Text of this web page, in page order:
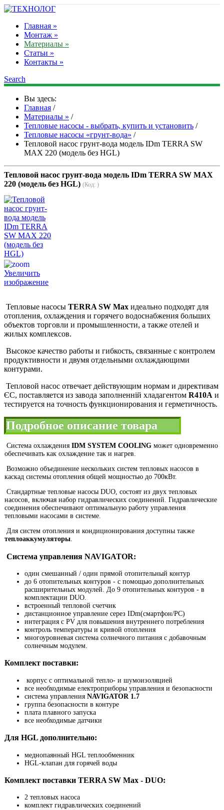
Главная »
Монтаж »
Материалы »
Статьи »
Контакты »
Search
Вы здесь:
Главная /
Материалы » /
Тепловые насосы - выбрать, купить и установить /
Тепловые насосы «грунт-вода» /
Тепловой насос грунт-вода модель IDm TERRA SW
MAX 220 (модель без HGL)
Тепловой насос грунт-вода модель IDm TERRA SW MAX
220 (модель без HGL) (Код: )
Увеличить
изображение
Тепловые насосы TERRA SW Max идеально подходят для
отопления, охлаждения и горячего водоснабжения больших
объектов торговли и промышленности, а также отелей и
жилых комплексов.
Высокое качество работы и гибкость, связанные с контролем
продуктивности и двумя отдельными охлаждающими
контурами.
Тепловой насос отвечает действующим нормам и директивам
ЄС, поставляется из завода заполненній хладагентом R410A и
тестируется на точность функционирования и герметичность.
Подробное описание товара
Система охлаждения IDM SYSTEM COOLING может одновременно
обеспечивать как охлаждение так и нагрев.
Возможно объединение нескольких систем тепловых насосов в
каскад системы отопления общей мощностью до 700кВт.
Стандартные тепловые насосы DUO, состоят из двух тепловых
насосов, включая набор гидравлических соединений. Гидравлические
соединения обеспечивают оптимальную работу управления
тепловыми насосами в системе.
Для систем отопления и кондиционирования доступны также
теплоаккумуляторы.
Система управления NAVIGATOR:
один смешанный / один прямой отопительный контур
до 6 отопительных контуров - с помощью дополнительных
расширительных модулей. До 9 отопительных контуров - в
комплектации DUO.
встроенный тепловой счетчик
дистанционное управление серез IDm(смартфон/PC)
интеграция с PV для повышения внутреннего потребления
контроль температуры и кривой отопления
многоуровневая система солнечного питания с добавочным
солнечным модулем.
Комплект поставки:
корпус с оптимальной тепло- и шумоизоляцией
все необходимые електроприборы управления и безопасности
система управления NAVIGATOR 1.7
группа безопасности в контуре
плата плавного запуска
все необходимые датчики
Для HGL дополнительно:
меднопаянный HGL теплообменник
HGL-клапан для горячей воды
Комплект поставки TERRA SW Max - DUO:
2 тепловых насоса
комплект гидравлических соединений